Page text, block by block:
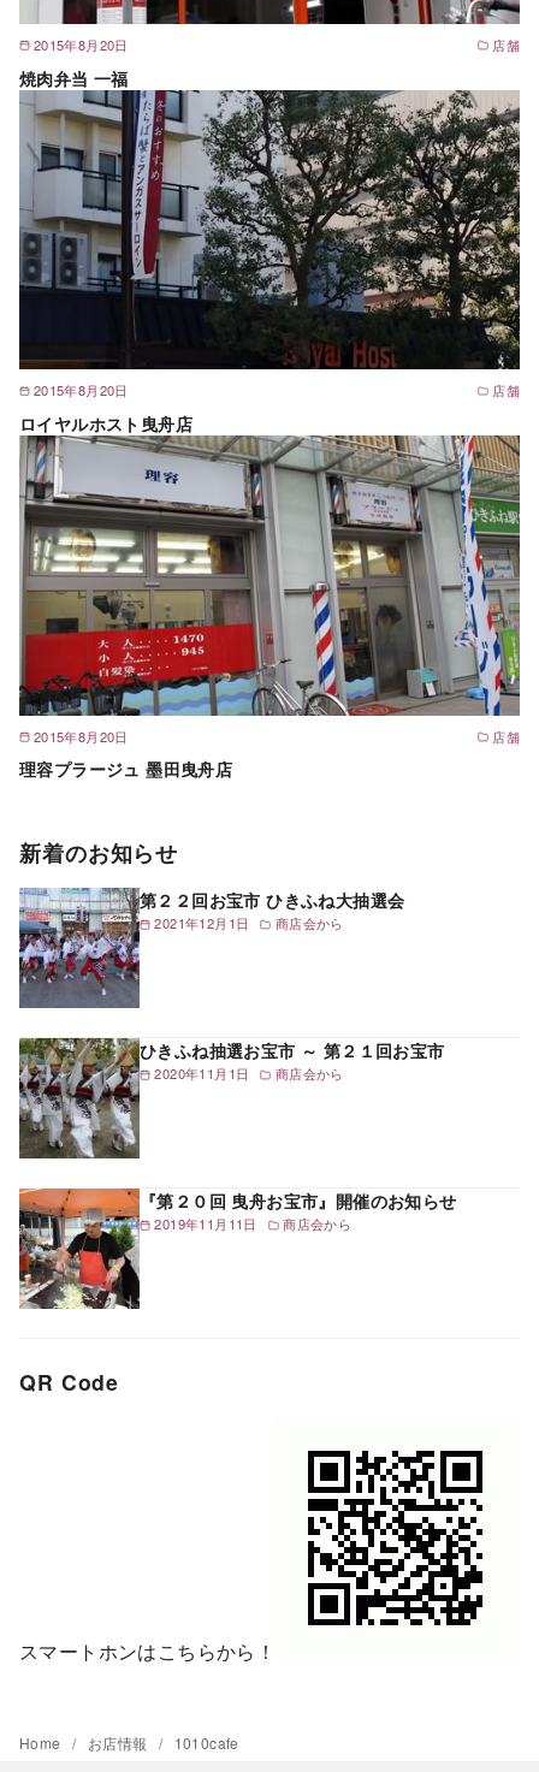
2015年8月20日 店舗
焼肉弁当 一福
2015年8月20日 店舗
ロイヤルホスト曳舟店
2015年8月20日 店舗
理容プラージュ 墨田曳舟店
新着のお知らせ
2021年12月1日 商店会から
第２２回お宝市 ひきふね大抽選会
2020年11月1日 商店会から
ひきふね抽選お宝市 ～ 第２１回お宝市
2019年11月11日 商店会から
『第２０回 曳舟お宝市』開催のお知らせ
QR Code
スマートホンはこちらから！
Home お店情報 1010cafe